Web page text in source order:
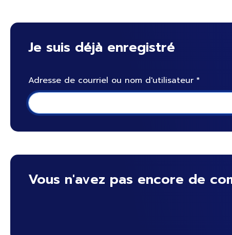
Je suis déjà enregistré
Adresse de courriel ou nom d'utilisateur
Vous n'avez pas encore de